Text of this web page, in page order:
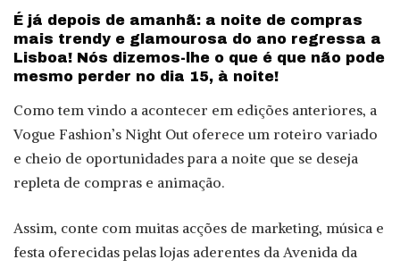
É já depois de amanhã: a noite de compras
mais trendy e glamourosa do ano regressa a
Lisboa! Nós dizemos-lhe o que é que não pode
mesmo perder no dia 15, à noite!
Como tem vindo a acontecer em edições anteriores, a
Vogue Fashion’s Night Out oferece um roteiro variado
e cheio de oportunidades para a noite que se deseja
repleta de compras e animação.
Assim, conte com muitas acções de marketing, música e
festa oferecidas pelas lojas aderentes da Avenida da